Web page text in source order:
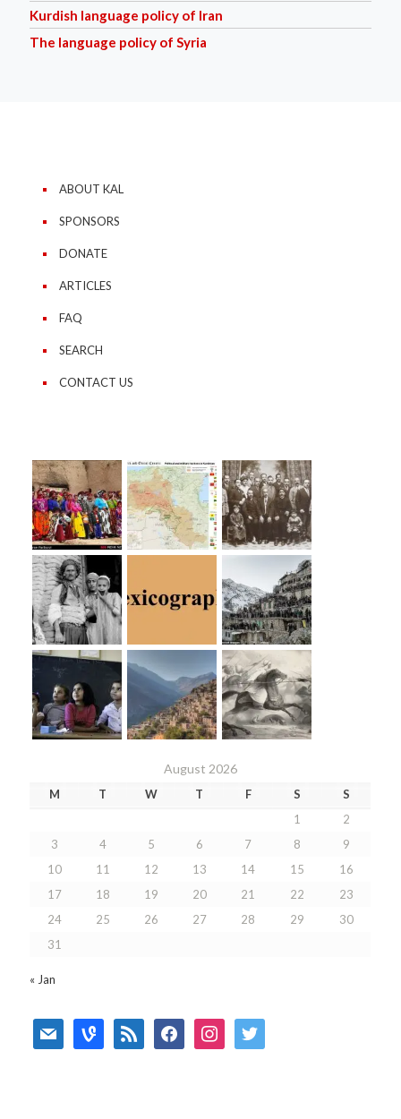
Kurdish language policy of Iran
The language policy of Syria
ABOUT KAL
SPONSORS
DONATE
ARTICLES
FAQ
SEARCH
CONTACT US
August 2026
M T W T F S
S
1
2
3
4 5 6 7 8
9
10
11 12 13 14 15
16
17
18 19 20 21 22
23
24
25 26 27 28 29
30
31
« Jan
mail vine rss facebookinstagramtwitter